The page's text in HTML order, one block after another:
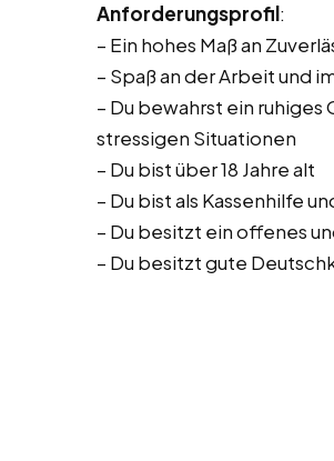
Anforderungsprofil:
– Ein hohes Maß an
– Spaß an der Arbeit und
– Du bewahrst ein
stressigen Situationen
– Du bist über 18 Jahre alt
– Du bist als Kassenhilfe
– Du besitzt ein offenes
– Du besitzt gute